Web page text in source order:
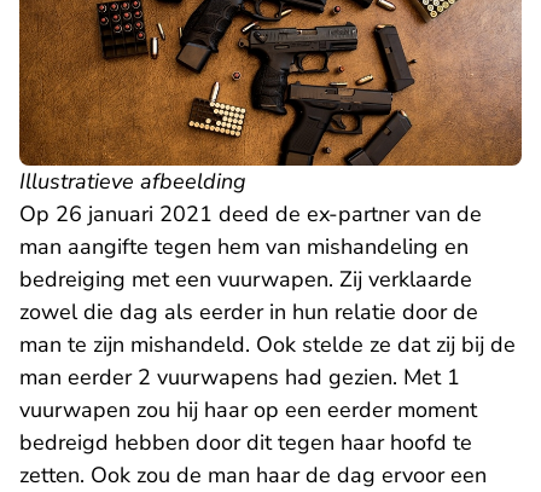
Illustratieve afbeelding
Op 26 januari 2021 deed de ex-partner van de
man aangifte tegen hem van mishandeling en
bedreiging met een vuurwapen. Zij verklaarde
zowel die dag als eerder in hun relatie door de
man te zijn mishandeld. Ook stelde ze dat zij bij de
man eerder 2 vuurwapens had gezien. Met 1
vuurwapen zou hij haar op een eerder moment
bedreigd hebben door dit tegen haar hoofd te
zetten. Ook zou de man haar de dag ervoor een